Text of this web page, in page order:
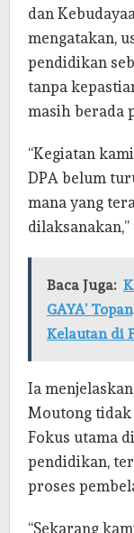
dan
mengatakan,
pendidikan
tanpa
masih berada
“Kegiatan
DPA belum
mana yang
Baca Juga:
GAYA’
Kelautan di
Ia
Moutong tidak
Fokus utama
pendidikan,
proses
“Sekarang